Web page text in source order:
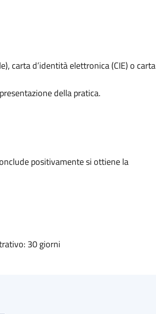
carta d’identità elettronica (CIE) o carta
della pratica.
positivamente si ottiene la
30 giorni